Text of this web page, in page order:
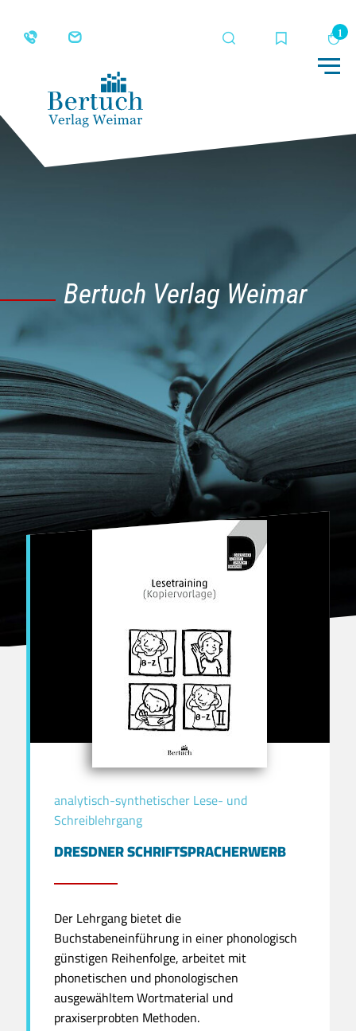
Merkliste
Bertuch Verlag Weimar
Bertuch Verlag Weimar
analytisch-synthetischer Lese- und
Schreiblehrgang
DRESDNER SCHRIFTSPRACHERWERB
Der Lehrgang bietet die
Buchstabeneinführung in einer phonologisch
günstigen Reihenfolge, arbeitet mit
phonetischen und phonologischen
ausgewähltem Wortmaterial und
praxiserprobten Methoden.